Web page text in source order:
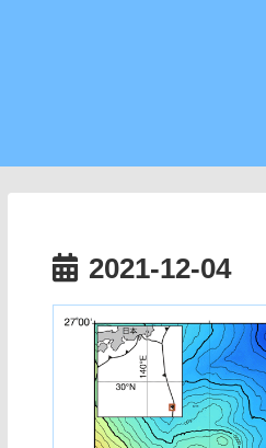
2021-12-04